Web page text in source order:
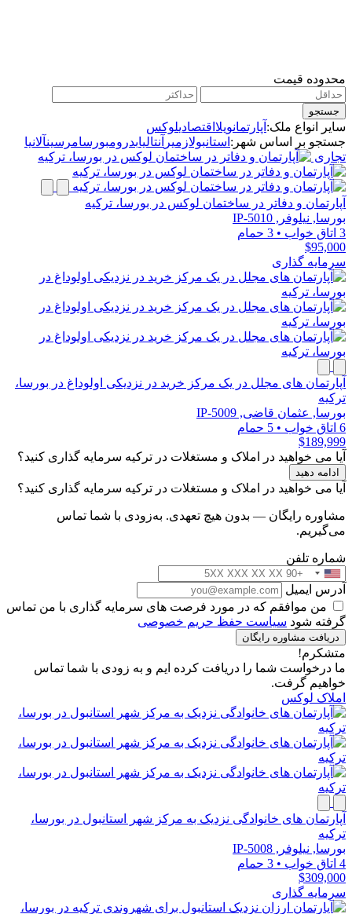
محدوده قیمت
جستجو
سایر انواع ملک: آپارتمانویلا اقتصادیلوکس
جستجو بر اساس شهر: استانبولازمیر آنتالیابدرومبورسامرسینآلانیا
تجاری
آپارتمان و دفاتر در ساختمان لوکس در بورسا، ترکیه
بورسا, نیلوفر, IP-5010
3 اتاق خواب
• 3 حمام
$95,000
سرمایه گذاری
آپارتمان های مجلل در یک مرکز خرید در نزدیکی اولوداغ در بورسا،
ترکیه
بورسا, عثمان قاضی, IP-5009
6 اتاق خواب
• 5 حمام
$189,999
آیا می خواهید در املاک و مستغلات در ترکیه سرمایه گذاری کنید؟
ادامه دهید
آیا می خواهید در املاک و مستغلات در ترکیه سرمایه گذاری کنید؟
مشاوره رایگان — بدون هیچ تعهدی. به‌زودی با شما تماس
می‌گیریم.
شماره تلفن
آدرس ایمیل
من موافقم که در مورد فرصت های سرمایه گذاری با من تماس
گرفته شود سیاست حفظ حریم خصوصی
دریافت مشاوره رایگان
متشکرم!
ما درخواست شما را دریافت کرده ایم و به زودی با شما تماس
خواهیم گرفت.
املاک لوکس
آپارتمان های خانوادگی نزدیک به مرکز شهر استانبول در بورسا،
ترکیه
بورسا, نیلوفر, IP-5008
4 اتاق خواب
• 3 حمام
$309,000
سرمایه گذاری